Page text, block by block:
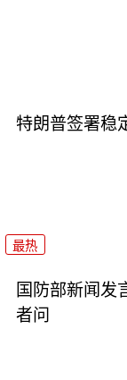
特朗普签署稳
最热
国防部新闻发
者问